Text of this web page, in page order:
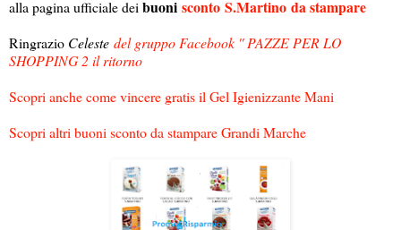
alla pagina ufficiale dei buoni sconto S.Martino da stampare
Ringrazio Celeste del gruppo Facebook '' PAZZE PER LO
SHOPPING 2 il ritorno
Scopri anche come vincere gratis il Gel Igienizzante Mani
Scopri altri buoni sconto da stampare Grandi Marche